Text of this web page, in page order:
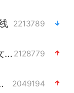
2213789
中国女篮70-67险胜尼日利亚女篮 2128779
来龙卷风 2049194